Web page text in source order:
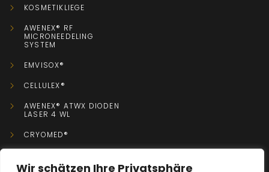
Wir schätzen Ihre Privatsphäre
KOSMETIKLIEGE
AWENEX® RF
MICRONEEDELING
SYSTEM
EMVISOX®
CELLULEX®
AWENEX® ATWX DIODEN
LASER 4 WL
CRYOMED®